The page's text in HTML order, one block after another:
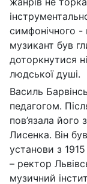
симфонічного -
музикант був
доторкнутися
людської душі.
Василь
педагогом.
пов’язала
Лисенка. Він
установи з
– ректор
музичний